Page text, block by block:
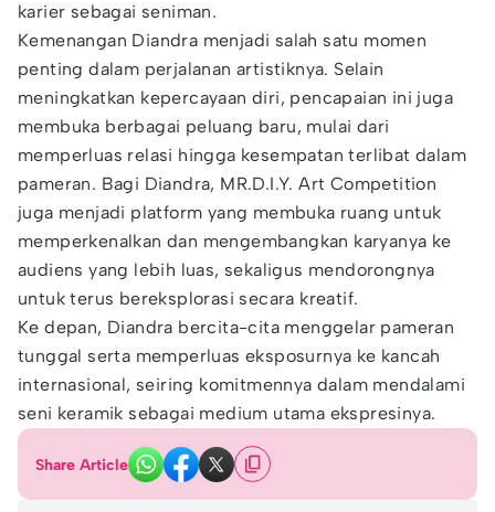
karier sebagai seniman.
Kemenangan Diandra menjadi salah satu momen
penting dalam perjalanan artistiknya. Selain
meningkatkan kepercayaan diri, pencapaian ini juga
membuka berbagai peluang baru, mulai dari
memperluas relasi hingga kesempatan terlibat dalam
pameran. Bagi Diandra, MR.D.I.Y. Art Competition
juga menjadi platform yang membuka ruang untuk
memperkenalkan dan mengembangkan karyanya ke
audiens yang lebih luas, sekaligus mendorongnya
untuk terus bereksplorasi secara kreatif.
Ke depan, Diandra bercita-cita menggelar pameran
tunggal serta memperluas eksposurnya ke kancah
internasional, seiring komitmennya dalam mendalami
seni keramik sebagai medium utama ekspresinya.
Share Article